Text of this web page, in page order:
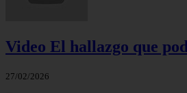
Video El hallazgo que
27/02/2026